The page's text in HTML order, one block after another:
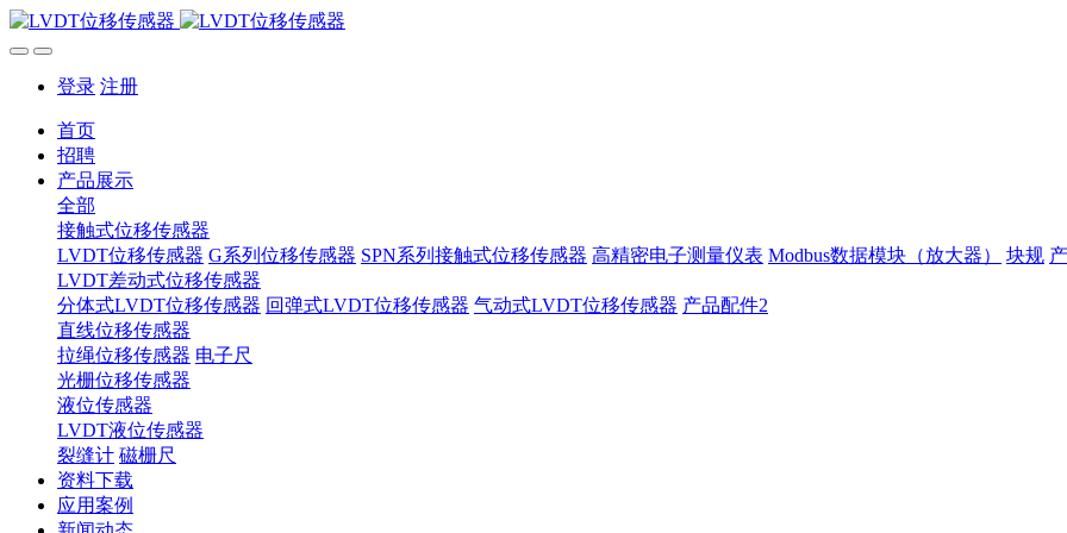
登录 注册
首页
招聘
产品展示
全部
接触式位移传感器
LVDT位移传感器 G系列位移传感器 SPN系列接触式位移传感器 高精密电子测量仪表 Modbus数据模块（放大器） 块规
LVDT差动式位移传感器
分体式LVDT位移传感器 回弹式LVDT位移传感器 气动式LVDT位移传感器 产品配件2
直线位移传感器
拉绳位移传感器 电子尺
光栅位移传感器
液位传感器
LVDT液位传感器
裂缝计 磁栅尺
资料下载
应用案例